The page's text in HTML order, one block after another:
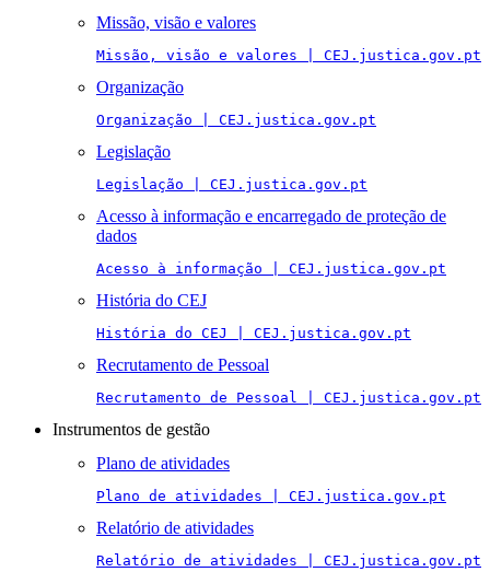
Missão, visão e valores
Missão, visão e valores | CEJ.justica.gov.pt
Organização
Organização | CEJ.justica.gov.pt
Legislação
Legislação | CEJ.justica.gov.pt
Acesso à informação e encarregado de proteção de
dados
Acesso à informação | CEJ.justica.gov.pt
História do CEJ
História do CEJ | CEJ.justica.gov.pt
Recrutamento de Pessoal
Recrutamento de Pessoal | CEJ.justica.gov.pt
Instrumentos de gestão
Plano de atividades
Plano de atividades | CEJ.justica.gov.pt
Relatório de atividades
Relatório de atividades | CEJ.justica.gov.pt